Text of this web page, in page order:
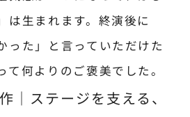
は生まれます。終演後に
った」と言っていただけた
て何よりのご褒美でした。
｜ステージを支える、